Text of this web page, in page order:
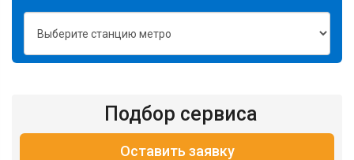
Подбор сервиса
Оставить заявку